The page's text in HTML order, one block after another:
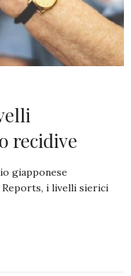
recidive
giapponese
i livelli sierici